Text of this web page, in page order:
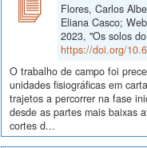
Flores, Carlos
Eliana Casco;
2023, "Os solos
https://doi.org/
O trabalho de campo foi
unidades fisiográficas em
trajetos a percorrer na fase
desde as partes mais baixas
cortes d...